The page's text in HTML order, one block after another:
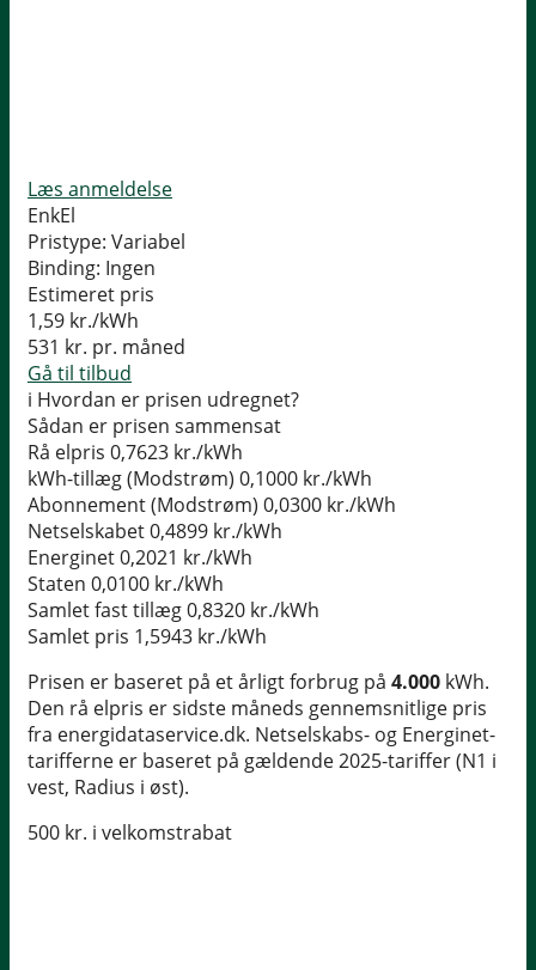
Læs anmeldelse
EnkEl
Pristype: Variabel
Binding: Ingen
Estimeret pris
1,59 kr./kWh
531 kr. pr. måned
Gå til tilbud
i Hvordan er prisen udregnet?
Sådan er prisen sammensat
Rå elpris 0,7623 kr./kWh
kWh-tillæg (Modstrøm) 0,1000 kr./kWh
Abonnement (Modstrøm) 0,0300 kr./kWh
Netselskabet0,4899 kr./kWh
Energinet0,2021 kr./kWh
Staten 0,0100 kr./kWh
Samlet fast tillæg0,8320 kr./kWh
Samlet pris 1,5943 kr./kWh
Prisen er baseret på et årligt forbrug på 4.000 kWh.
Den rå elpris er sidste måneds gennemsnitlige pris
fra energidataservice.dk. Netselskabs- og Energinet-
tarifferne er baseret på gældende 2025-tariffer (N1 i
vest, Radius i øst).
500 kr. i velkomstrabat